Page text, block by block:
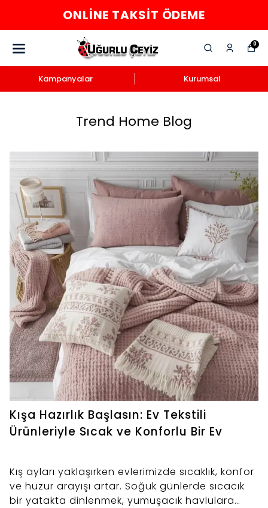
ONLINE TAKSIT ÖDEME
0
Kampanyalar Kurumsal
Trend Home Blog
Kışa Hazırlık Başlasın: Ev Tekstili
Ürünleriyle Sıcak ve Konforlu Bir Ev
Kış ayları yaklaşırken evlerimizde sıcaklık, konfor
ve huzur arayışı artar. Soğuk günlerde sıcacık
bir yatakta dinlenmek, yumuşacık havlulara